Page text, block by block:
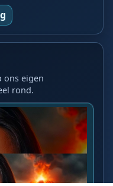
ons eigen
rond.